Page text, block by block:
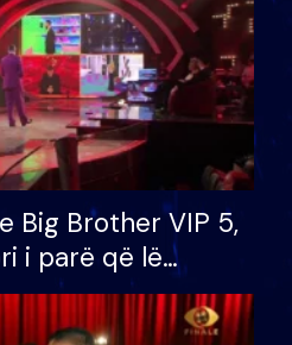
Big Brother VIP 5,
i parë që lë
mundësinë për
madh